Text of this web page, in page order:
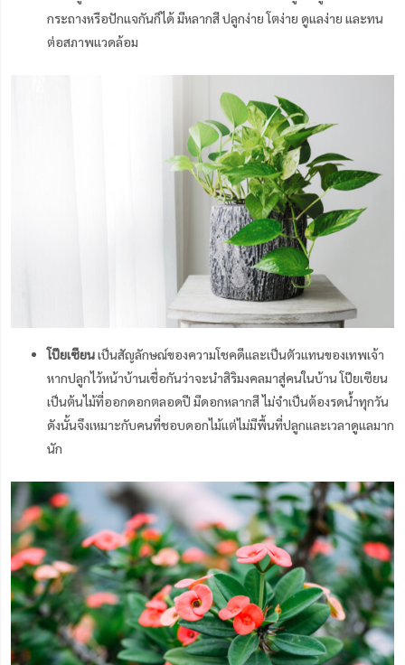
กระถางหรือปักแจกันก็ได้ มีหลากสี ปลูกง่าย โตง่าย ดูแลง่าย และทน
ต่อสภาพแวดล้อม
โป๊ยเซียนเป็นสัญลักษณ์ของความโชคดีและเป็นตัวแทนของเทพเจ้า
หากปลูกไว้หน้าบ้านเชื่อกันว่าจะนำสิริมงคลมาสู่คนในบ้าน โป๊ยเซียน
เป็นต้นไม้ที่ออกดอกตลอดปี มีดอกหลากสี ไม่จำเป็นต้องรดน้ำทุกวัน
ดังนั้นจึงเหมาะกับคนที่ชอบดอกไม้แต่ไม่มีพื้นที่ปลูกและเวลาดูแลมาก
นัก